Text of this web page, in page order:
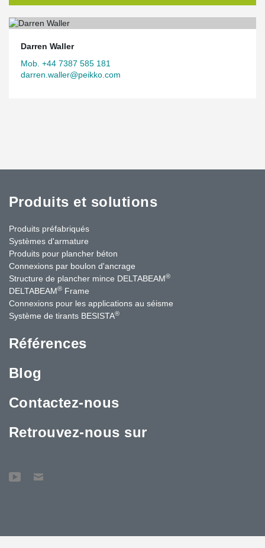
Darren Waller
Mob. +44 7387 585 181
darren.waller@peikko.com
Produits et solutions
Produits préfabriqués
Systèmes d'armature
Produits pour plancher béton
Connexions par boulon d'ancrage
Structure de plancher mince DELTABEAM®
DELTABEAM® Frame
Connexions pour les applications au séisme
Système de tirants BESISTA®
Références
Blog
Contactez-nous
Retrouvez-nous sur